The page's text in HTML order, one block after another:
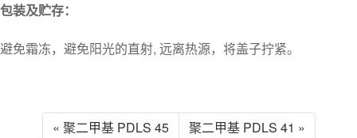
包装及贮存：
避免霜冻，避免阳光的直射, 远离热源，将盖子拧紧。
« 聚二甲基 PDLS 45 聚二甲基 PDLS 41 »